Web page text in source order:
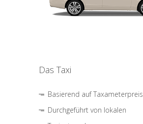
Das Taxi
Basierend auf Taxameterpreis
Durchgeführt von lokalen